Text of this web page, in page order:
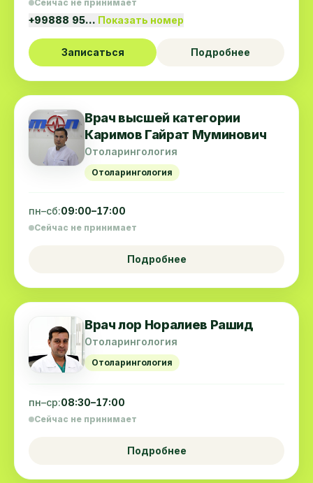
Сейчас не принимает
+99888 95… Показать номер
Записаться Подробнее
Врач высшей категории
Каримов Гайрат Муминович
Отоларингология
Отоларингология
пн–сб:09:00–17:00
Сейчас не принимает
Подробнее
Врач лор Норалиев Рашид
Отоларингология
Отоларингология
пн–ср:08:30–17:00
Сейчас не принимает
Подробнее